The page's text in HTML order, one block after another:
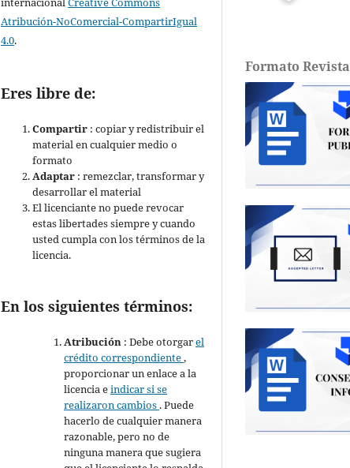
Atribución-NoComercial-CompartirIgual
4.0.
Eres libre de:
Compartir : copiar y redistribuir el
material en cualquier medio o
formato
Adaptar : remezclar, transformar y
desarrollar el material
El licenciante no puede revocar
estas libertades siempre y cuando
usted cumpla con los términos de la
licencia.
En los siguientes términos:
Atribución : Debe otorgarel
crédito correspondiente,
proporcionar un enlace a la
licencia eindicar si se
realizaron cambios . Puede
hacerlo de cualquier manera
razonable, pero no de
ninguna manera que sugiera
Formato Revista